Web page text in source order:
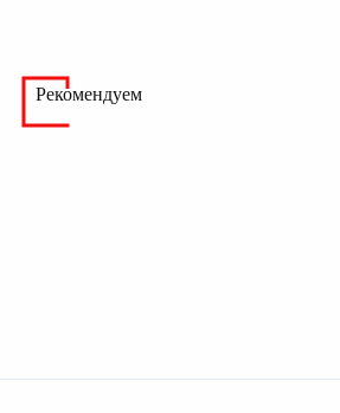
Рекомендуем